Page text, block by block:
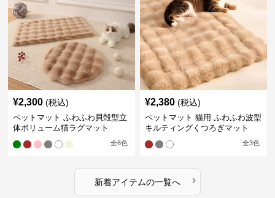
¥2,300 (税込)
ペットマット ふわふわ貝殻型立
体ボリューム猫ラグマット
全6色
¥2,380 (税込)
ペットマット 猫用 ふわふわ波型
キルティングくつろぎマット
全3色
新着アイテムの一覧へ ›